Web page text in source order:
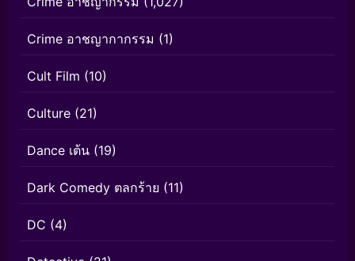
Crime อาชญากากรรม (1)
Cult Film (10)
Culture (21)
Dance เต้น (19)
Dark Comedy ตลกร้าย (11)
DC (4)